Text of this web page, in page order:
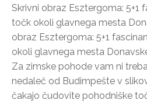
Skrivni obraz Esztergoma: 5+1
točk okoli glavnega mesta
obraz Esztergoma: 5+1
okoli glavnega mesta
Za zimske pohode vam ni
nedaleč od Budimpešte v
čakajo čudovite pohodniške